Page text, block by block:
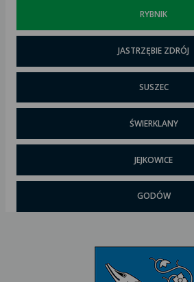
RYBNIK
JASTRZĘBIE ZDRÓJ
SUSZEC
ŚWIERKLANY
JEJKOWICE
GODÓW